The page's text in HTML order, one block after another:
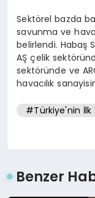
Sektörel bazda
savunma ve
belirlendi. Habaş
AŞ çelik
sektöründe ve
havacılık
#Türkiye'nin İlk
Benzer